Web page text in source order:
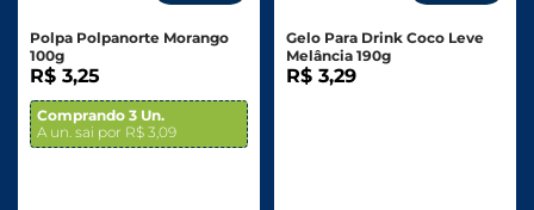
Polpa Polpanorte Morango
100g
R$ 3,25
Comprando 3 Un.
A un. sai por R$ 3,09
Gelo Para Drink Coco Leve
Melância 190g
R$ 3,29